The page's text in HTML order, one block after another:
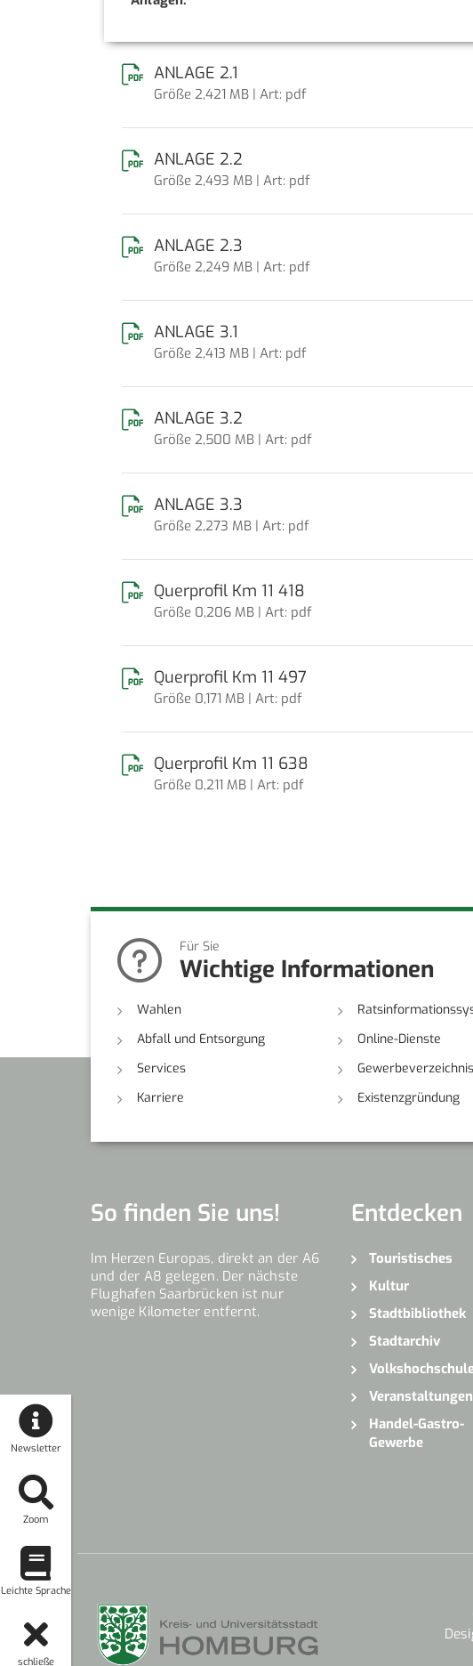
Newsletter
Zoom
Leichte Sprache
schließe
ANLAGE 2.1
Größe 2,421 MB | Art: pdf
ANLAGE 2.2
Größe 2,493 MB | Art: pdf
ANLAGE 2.3
Größe 2,249 MB | Art: pdf
ANLAGE 3.1
Größe 2,413 MB | Art: pdf
ANLAGE 3.2
Größe 2,500 MB | Art: pdf
ANLAGE 3.3
Größe 2,273 MB | Art: pdf
Querprofil Km 11 418
Größe 0,206 MB | Art: pdf
Querprofil Km 11 497
Größe 0,171 MB | Art: pdf
Querprofil Km 11 638
Größe 0,211 MB | Art: pdf
Für Sie
Wichtige Informationen
Wahlen
Abfall und Entsorgung
Online-Dienste
Services
Gewerbeverzeichnis
Karriere
Existenzgründung
So finden Sie uns!
Im Herzen Europas, direkt an der A6
und der A8 gelegen. Der nächste
Flughafen Saarbrücken ist nur
wenige Kilometer entfernt.
Entdecken
Touristisches
Kultur
Stadtbibliothek
Stadtarchiv
Veranstaltungen
Handel-Gastro-
Gewerbe